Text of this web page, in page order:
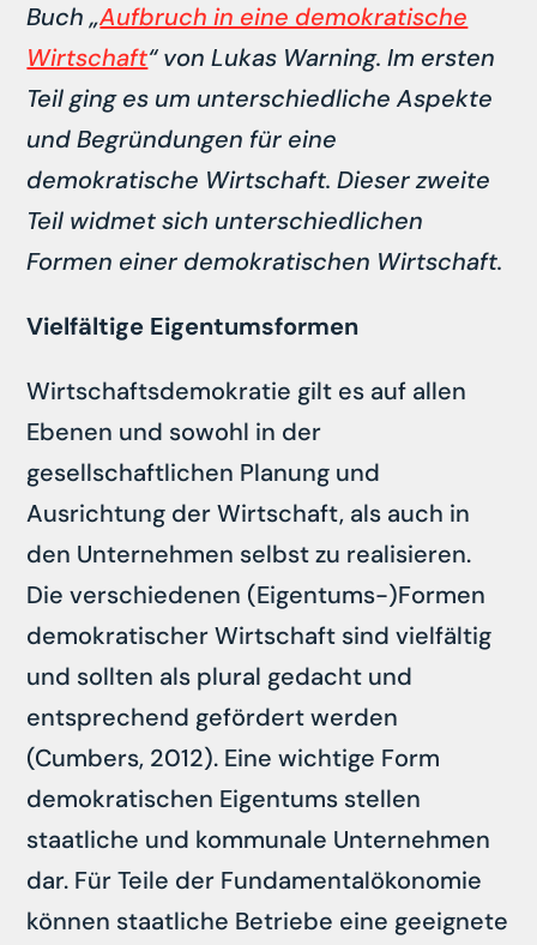
Buch „Aufbruch in eine demokratische
Wirtschaft“ von Lukas Warning. Im ersten
Teil ging es um unterschiedliche Aspekte
und Begründungen für eine
demokratische Wirtschaft. Dieser zweite
Teil widmet sich unterschiedlichen
Formen einer demokratischen Wirtschaft.
Vielfältige Eigentumsformen
Wirtschaftsdemokratie gilt es auf allen
Ebenen und sowohl in der
gesellschaftlichen Planung und
Ausrichtung der Wirtschaft, als auch in
den Unternehmen selbst zu realisieren.
Die verschiedenen (Eigentums-)Formen
demokratischer Wirtschaft sind vielfältig
und sollten als plural gedacht und
entsprechend gefördert werden
(Cumbers, 2012). Eine wichtige Form
demokratischen Eigentums stellen
staatliche und kommunale Unternehmen
dar. Für Teile der Fundamentalökonomie
können staatliche Betriebe eine geeignete